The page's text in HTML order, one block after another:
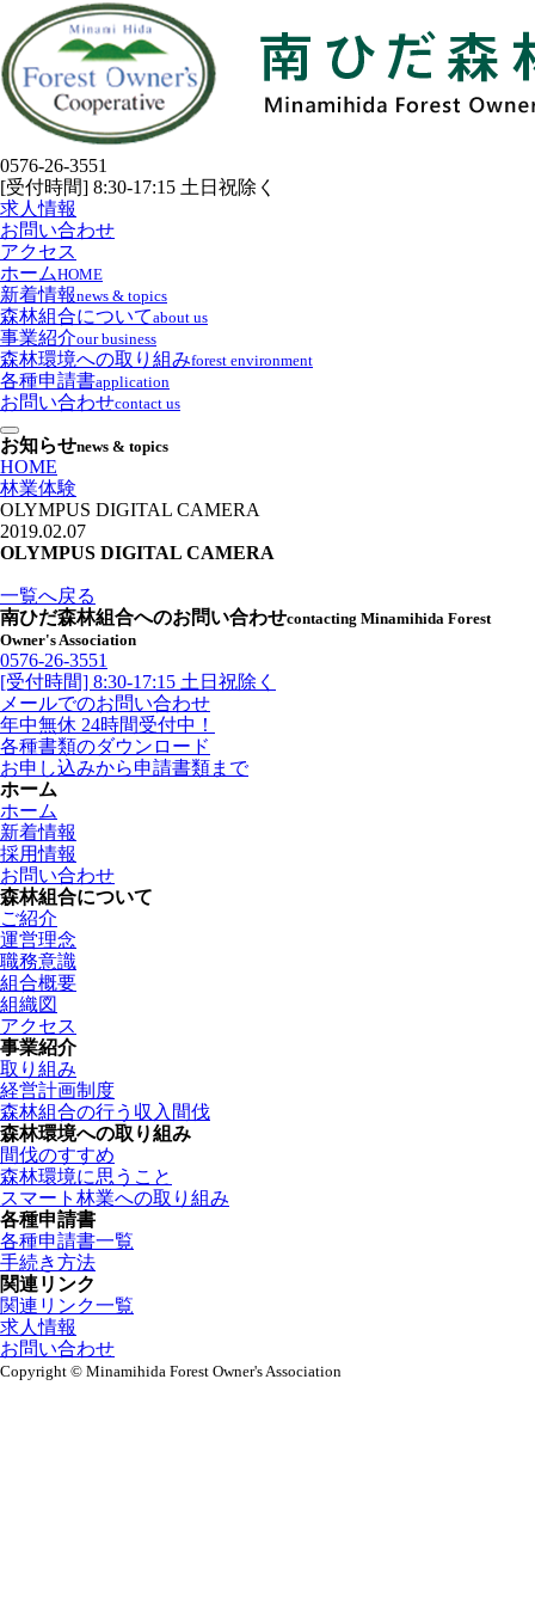
0576-26-3551
[受付時間] 8:30-17:15 土日祝除く
求人情報
お問い合わせ
アクセス
ホームHOME
新着情報news & topics
森林組合についてabout us
事業紹介our business
森林環境への取り組みforest environment
各種申請書application
お問い合わせcontact us
お知らせnews & topics
HOME
林業体験
OLYMPUS DIGITAL CAMERA
2019.02.07
OLYMPUS DIGITAL CAMERA
一覧へ戻る
南ひだ森林組合へのお問い合わせcontacting Minamihida Forest
Owner's Association
0576-26-3551
[受付時間] 8:30-17:15 土日祝除く
メールでのお問い合わせ
年中無休 24時間受付中！
各種書類のダウンロード
お申し込みから申請書類まで
ホーム
ホーム
新着情報
採用情報
お問い合わせ
森林組合について
ご紹介
運営理念
職務意識
組合概要
組織図
アクセス
事業紹介
取り組み
経営計画制度
森林組合の行う収入間伐
森林環境への取り組み
間伐のすすめ
森林環境に思うこと
スマート林業への取り組み
各種申請書
各種申請書一覧
手続き方法
関連リンク
関連リンク一覧
求人情報
お問い合わせ
Copyright © Minamihida Forest Owner's Association